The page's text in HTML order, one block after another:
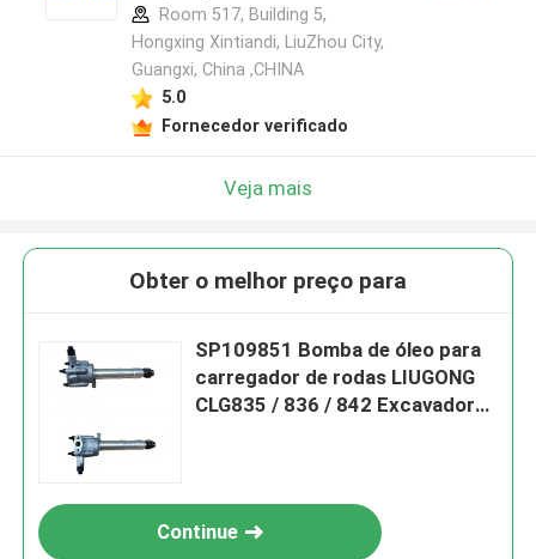
Room 517, Building 5,
Hongxing Xintiandi, LiuZhou City,
Guangxi, China ,CHINA
5.0
Fornecedor verificado
Veja mais
Obter o melhor preço para
SP109851 Bomba de óleo para
carregador de rodas LIUGONG
CLG835 / 836 / 842 Excavadora
Continue